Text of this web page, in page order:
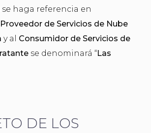
se haga referencia en
Proveedor de Servicios de Nube
y al Consumidor de Servicios de
se denominará “Las
DE LOS